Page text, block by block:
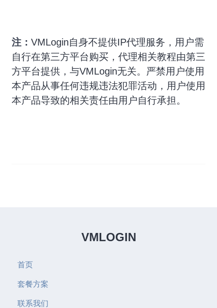
注： VMLogin自身不提供IP代理服务，用户需
自行在第三方平台购买，代理相关教程由第三
方平台提供，与VMLogin无关。严禁用户使用
本产品从事任何违规违法犯罪活动，用户使用
本产品导致的相关责任由用户自行承担。
VMLOGIN
首页
套餐方案
联系我们